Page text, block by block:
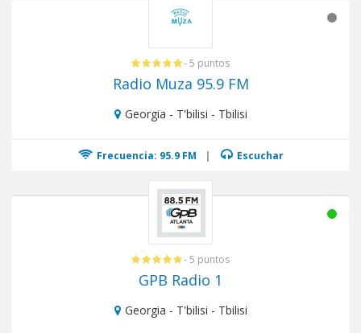
- 5 puntos
Radio Muza 95.9 FM
Georgia - T'bilisi - Tbilisi
Frecuencia: 95.9 FM | Escuchar
- 5 puntos
GPB Radio 1
Georgia - T'bilisi - Tbilisi